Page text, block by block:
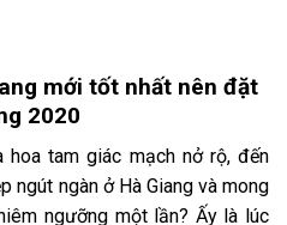
mới tốt nhất nên đặt
2020
hoa tam giác mạch nở rộ, đến
ngút ngàn ở Hà Giang và mong
ngưỡng một lần? Ấy là lúc